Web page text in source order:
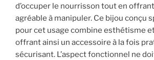
d’occuper le nourrisson tout en
agréable à manipuler. Ce bijou conçu
pour cet usage combine esthétisme
offrant ainsi un accessoire à la fois
sécurisant. L’aspect fonctionnel ne